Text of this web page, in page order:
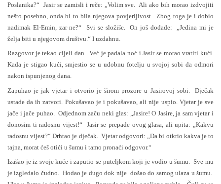
Poslanika?“ Jasir se zamisli i reče: „Volim sve. Ali ako bih morao izdvojiti
nešto posebno, onda bi to bila njegova povjerljivost. Zbog toga je i dobio
nadimak El-Emin, zar ne?“ Svi se složiše. On još dodade: „Jedina mi je
želja biti u njegovom društvu.“ I uzdahnu.
Razgovor je tekao cijeli dan. Već je padala noć i Jasir se morao vratiti kući.
Kada je stigao kući, smjestio se u udobnu fotelju u svojoj sobi da odmori
nakon ispunjenog dana.
Zapuhao je jak vjetar i otvorio je širom prozore u Jasirovoj sobi. Dječak
ustade da ih zatvori. Pokušavao je i pokušavao, ali nije uspio. Vjetar je sve
jače i jače puhao. Odjednom začu neki glas: „Jasire! O Jasire, ja sam vjetar i
donosim ti radosnu vijest!“ Jasir se prepade ovog glasa, ali upita: „Kakvu
radosnu vijest?“ Drhtao je dječak. Vjetar odgovori: „Da bi otkrio kakva je to
tajna, morat ćeš otići u šumu i tamo pronaći odgovor.“
Izašao je iz svoje kuće i zaputio se puteljkom koji je vodio u šumu. Sve mu
je izgledalo čudno. Hodao je dugo dok nije došao do samog ulaza u šumu.